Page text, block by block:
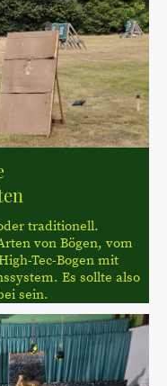
traditionell.
von Bögen, vom
Tec-Bogen mit
Es sollte also
sein.